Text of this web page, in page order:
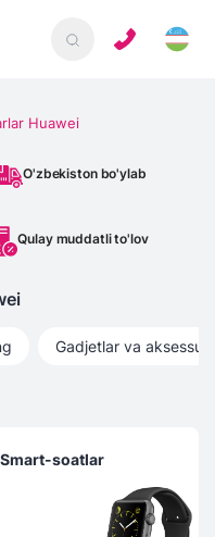
Huawei
O'zbekiston bo'ylab
Qulay muddatli to'lov
Gadjetlar va
Smart-soatlar